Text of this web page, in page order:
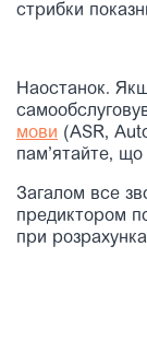
стрибки
Наостанок.
мови (ASR,
пам’ятайте,
Загалом все
предиктором
при